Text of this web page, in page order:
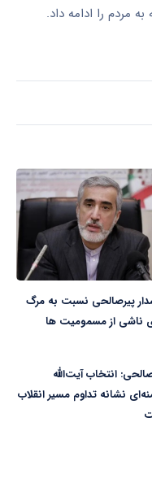
مردم را ادامه داد.
پیرصالحی نسبت به مرگ
ناشی از مسمومیت ها
انتخاب آیت‌الله
نشانه تداوم مسیر انقلاب